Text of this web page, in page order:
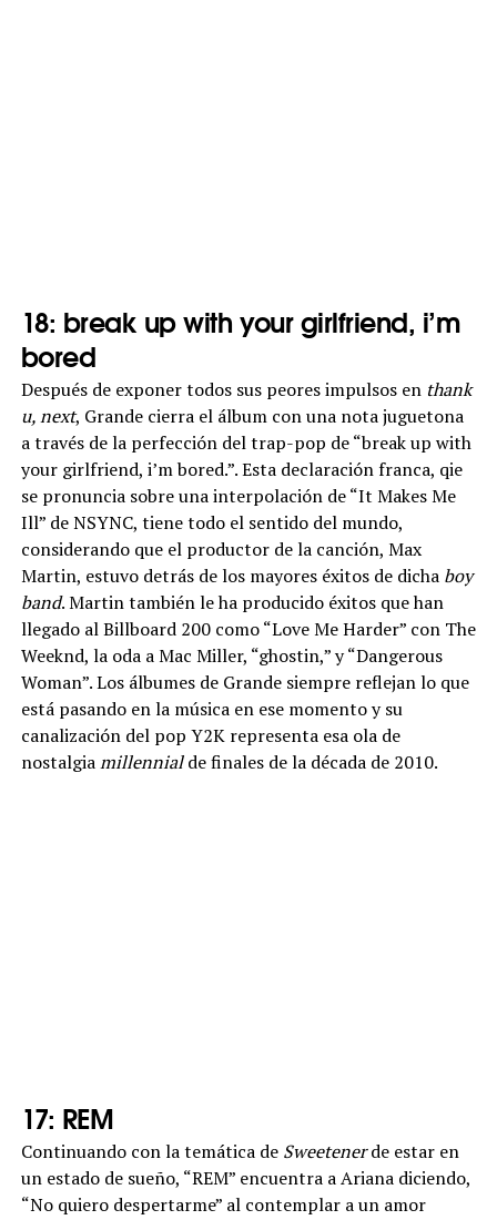
18: break up with your girlfriend, i’m
bored
Después de exponer todos sus peores impulsos en thank
u, next, Grande cierra el álbum con una nota juguetona
a través de la perfección del trap-pop de “break up with
your girlfriend, i’m bored.”. Esta declaración franca, qie
se pronuncia sobre una interpolación de “It Makes Me
Ill” de NSYNC, tiene todo el sentido del mundo,
considerando que el productor de la canción, Max
Martin, estuvo detrás de los mayores éxitos de dicha boy
band. Martin también le ha producido éxitos que han
llegado al Billboard 200 como “Love Me Harder” con The
Weeknd, la oda a Mac Miller, “ghostin,” y “Dangerous
Woman”. Los álbumes de Grande siempre reflejan lo que
está pasando en la música en ese momento y su
canalización del pop Y2K representa esa ola de
nostalgiamillennialde finales de la década de 2010.
17: REM
Continuando con la temática de Sweetenerde estar en
un estado de sueño, “REM” encuentra a Ariana diciendo,
“No quiero despertarme” al contemplar a un amor